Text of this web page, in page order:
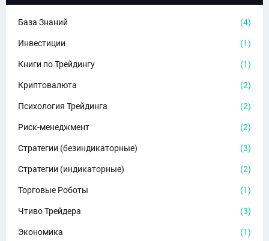
База Знаний (4)
Инвестиции (1)
Книги по Трейдингу (1)
Криптовалюта (2)
Психология Трейдинга (2)
Риск-менеджмент (2)
Стратегии (безиндикаторные) (3)
Стратегии (индикаторные) (2)
Торговые Роботы (1)
Чтиво Трейдера (3)
Экономика (1)